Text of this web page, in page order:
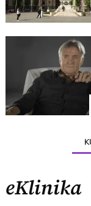
eKlinika